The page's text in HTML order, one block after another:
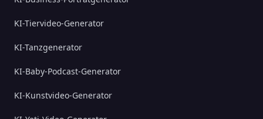
KI-Tiervideo-Generator
KI-Tanzgenerator
KI-Baby-Podcast-Generator
KI-Kunstvideo-Generator